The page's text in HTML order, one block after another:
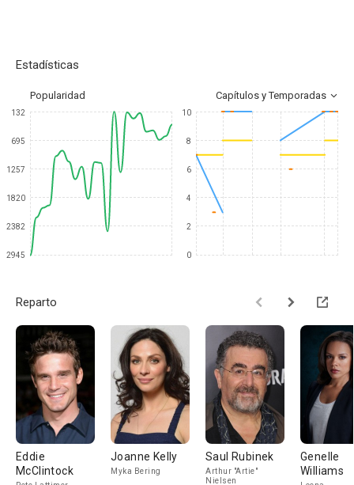
Estadísticas
Popularidad Capítulos y Temporadas
132
695
1257
1820
2382
2945
10
8
6
4
2
0
Reparto
Eddie
McClintock
Joanne Kelly
Myka Bering
Saul Rubinek
Arthur "Artie"
Nielsen
Genelle
Williams